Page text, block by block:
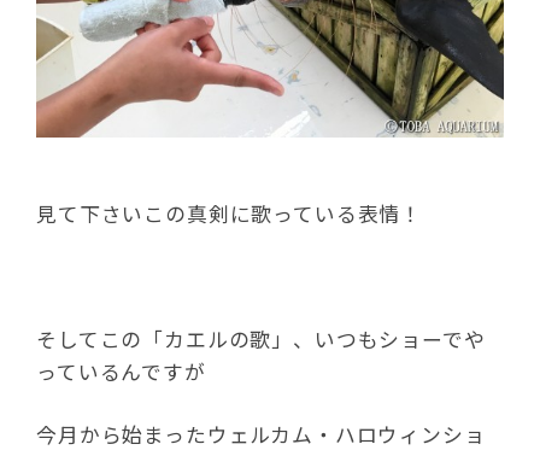
見て下さいこの真剣に歌っている表情！
そしてこの「カエルの歌」、いつもショーでや
っているんですが
今月から始まったウェルカム・ハロウィンショ